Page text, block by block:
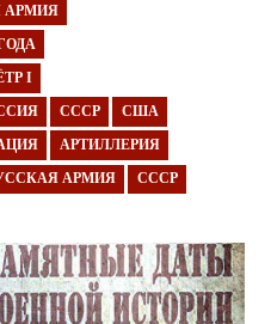
АРМИЯ
I
СССР США
АРТИЛЛЕРИЯ
АРМИЯ СССР